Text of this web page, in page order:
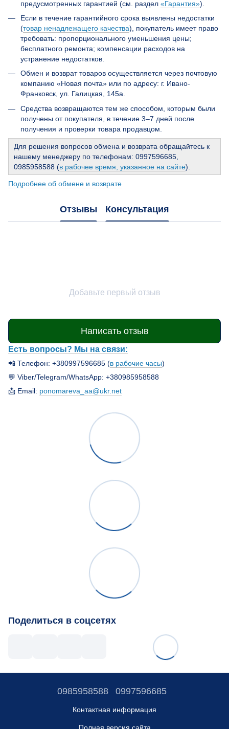
предусмотренных гарантией (см. раздел «Гарантия»).
Если в течение гарантийного срока выявлены недостатки
(товар ненадлежащего качества), покупатель имеет право
требовать: пропорционального уменьшения цены;
бесплатного ремонта; компенсации расходов на
устранение недостатков.
Обмен и возврат товаров осуществляется через почтовую
компанию «Новая почта» или по адресу: г. Ивано-
Франковск, ул. Галицкая, 145а.
Средства возвращаются тем же способом, которым были
получены от покупателя, в течение 3–7 дней после
получения и проверки товара продавцом.
Для решения вопросов обмена и возврата обращайтесь к
нашему менеджеру по телефонам: 0997596685,
0985958588 (в рабочее время, указанное на сайте).
Подробнее об обмене и возврате
Отзывы Консультация
Добавьте первый отзыв
Написать отзыв
Есть вопросы? Мы на связи:
📲 Телефон: +380997596685 (в рабочие часы)
💬 Viber/Telegram/WhatsApp: +380985958588
📩 Email: ponomareva_aa@ukr.net
Поделиться в соцсетях
0985958588 0997596685
Контактная информация
Полная версия сайта